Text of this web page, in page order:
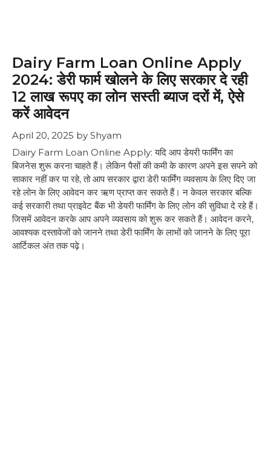
Dairy Farm Loan Online Apply
2024: डेरी फार्म खोलने के लिए सरकार दे रही
12 लाख रूपए का लोन सस्ती ब्याज दरों में, ऐसे
करें आवेदन
April 20, 2025 by Shyam
Dairy Farm Loan Online Apply: यदि आप डेयरी फार्मिंग का
बिजनेस शुरू करना चाहते हैं। लेकिन पैसों की कमी के कारण अपने इस सपने को
साकार नहीं कर पा रहे, तो आप सरकार द्वारा डेरी फार्मिंग व्यवसाय के लिए दिए जा
रहे लोन के लिए आवेदन कर ऋण प्राप्त कर सकते हैं। न केवल सरकार बल्कि
कई सरकारी तथा प्राइवेट बैंक भी डेयरी फार्मिंग के लिए लोन की सुविधा दे रहे हैं।
जिसमें आवेदन करके आप अपने व्यवसाय को शुरू कर सकते हैं। आवेदन करने,
आवश्यक दस्तावेजों को जानने तथा डेरी फार्मिंग के लाभों को जानने के लिए पूरा
आर्टिकल अंत तक पढ़े।